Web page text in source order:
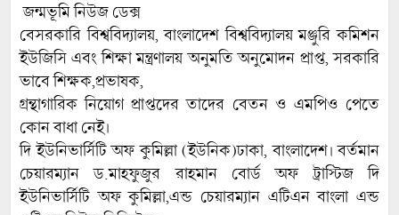
‌ জন্মভূমি নিউজ ডেক্স
বেসরকারি বিশ্ববিদ্যালয়, বাংলাদেশ বিশ্ববিদ্যালয় মঞ্জুরি কমিশন
ইউজিসি এবং শিক্ষা মন্ত্রণালয় অনুমতি অনুমোদন প্রাপ্ত, সরকারি
ভাবে শিক্ষক,প্রভাষক,
গ্ৰন্থাগারিক নিয়োগ প্রাপ্তদের তাদের বেতন ও এমপিও পেতে
কোন বাধা নেই।
দি ইউনিভার্সিটি অফ কুমিল্লা (ইউনিক)ঢাকা, বাংলাদেশ। বর্তমান
চেয়ারম্যান ড.মাহফুজুর রাহমান বোর্ড অফ ট্রাস্টিজ দি
ইউনিভার্সিটি অফ কুমিল্লা,এন্ড চেয়ারম্যান এটিএন বাংলা এন্ড